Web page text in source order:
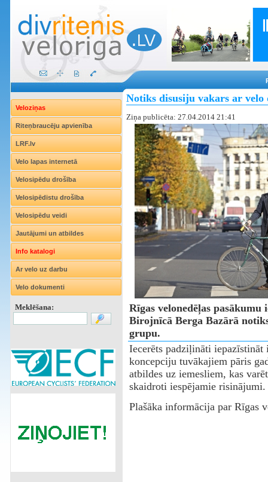
Veloziņas
Riteņbraucēju apvienība
LRF.lv
Velo lapas internetā
Velosipēdu drošība
Velosipēdistu drošība
Velosipēdu veidi
Jautājumi un atbildes
Info katalogi
Ar velo uz darbu
Velo dokumenti
Meklēšana:
Notiks disusiju vakars ar velo
Ziņa publicēta: 27.04.2014 21:41
Rīgas velonedēļas
Birojnīcā Berga Bazārā
grupu.
Iecerēts padziļināti iepazīstināt
koncepciju tuvākajiem pāris
atbildes uz iemesliem, kas
skaidroti iespējamie risinājumi.
Plašāka informācija par Rīgas